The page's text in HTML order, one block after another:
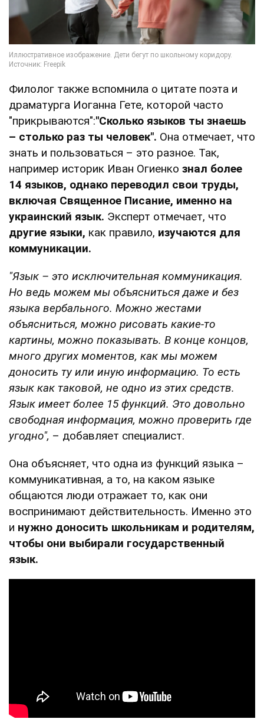
Филолог также вспомнила о цитате поэта и
драматурга Иоганна Гете, которой часто
"прикрываются":"Сколько языков ты знаешь
– столько раз ты человек". Она отмечает, что
знать и пользоваться – это разное. Так,
например историк Иван Огиенко знал более
14 языков, однако переводил свои труды,
включая Священное Писание, именно на
украинский язык. Эксперт отмечает, что
другие языки, как правило, изучаются для
коммуникации.
"Язык – это исключительная коммуникация.
Но ведь можем мы объясниться даже и без
языка вербального. Можно жестами
объясниться, можно рисовать какие-то
картины, можно показывать. В конце концов,
много других моментов, как мы можем
доносить ту или иную информацию. То есть
язык как таковой, не одно из этих средств.
Язык имеет более 15 функций. Это довольно
свободная информация, можно проверить где
угодно", – добавляет специалист.
Она объясняет, что одна из функций языка –
коммуникативная, а то, на каком языке
общаются люди отражает то, как они
воспринимают действительность. Именно это
и нужно доносить школьникам и родителям,
чтобы они выбирали государственный
язык.